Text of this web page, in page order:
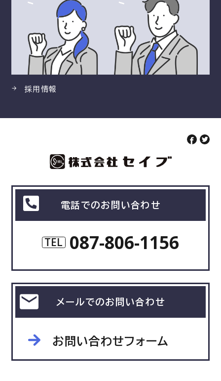
採用情報
電話でのお問い合わせ
TEL 087-806-1156
メールでのお問い合わせ
お問い合わせフォーム